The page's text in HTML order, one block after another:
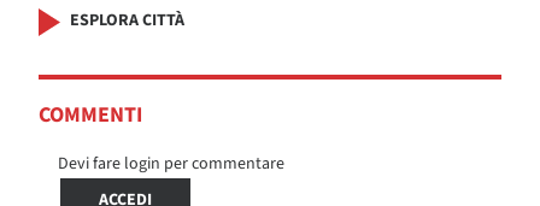
ESPLORA CITTÀ
COMMENTI
Devi fare login per commentare
ACCEDI